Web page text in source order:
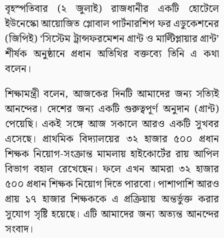
বৃহস্পতিবার (২ জুলাই) রাজধানীর একটি হোটেলে
ইউনেস্কো আয়োজিত গ্লোবাল পার্টনারশিপ ফর এডুকেশনের
(জিপিই) ‘সিস্টেম ট্রান্সফরমেশন গ্রান্ট ও মাল্টিপ্লায়ার গ্রান্ট’
শীর্ষক অনুষ্ঠানে প্রধান অতিথির বক্তব্যে তিনি এ কথা
বলেন।
শিক্ষামন্ত্রী বলেন, আজকের দিনটি আমাদের জন্য সত্যিই
আনন্দের। দেশের জন্য একটি গুরুত্বপূর্ণ অনুদান (গ্রান্ট)
পেয়েছি। একই সঙ্গে আজ সকালে আরও একটি সুখবর
এসেছে। প্রাথমিক বিদ্যালয়ের ৩২ হাজার ৫০০ প্রধান
শিক্ষক নিয়োগ-সংক্রান্ত মামলায় হাইকোর্টের রায় আপিল
বিভাগ বহাল রেখেছেন। ফলে এখন আমরা ৩২ হাজার
৫০০ প্রধান শিক্ষক নিয়োগ দিতে পারবো। পাশাপাশি আরও
প্রায় ১৭ হাজার শিক্ষককে এ প্রক্রিয়ায় অন্তর্ভুক্ত করার
সুযোগ সৃষ্টি হয়েছে। এটি আমাদের জন্য অত্যন্ত আনন্দের
সংবাদ।